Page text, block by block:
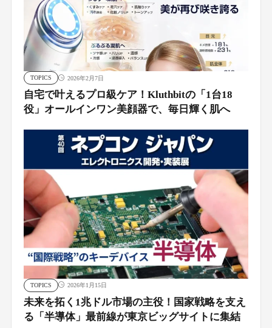
TOPICS 2026年2月7日
自宅で叶えるプロ級ケア！Kluthbitの「1台18
役」オールインワン美顔器で、毎日輝く肌へ
TOPICS 2026年1月15日
未来を拓く1兆ドル市場の主役！国家戦略を支え
る「半導体」最前線が東京ビッグサイトに集結